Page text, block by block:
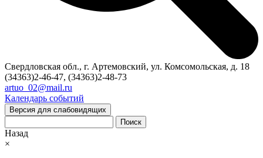
Свердловская обл., г. Артемовский, ул. Комсомольская, д. 18
(34363)2-46-47, (34363)2-48-73
artuo_02@mail.ru
Календарь событий
Версия для слабовидящих
Поиск
Назад
×